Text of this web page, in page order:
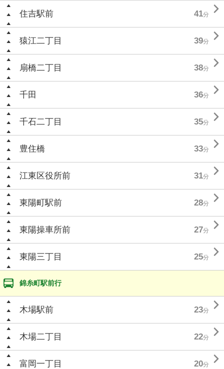
住吉駅前 41分 
猿江二丁目 39分 
扇橋二丁目 38分 
千田 36分 
千石二丁目 35分 
豊住橋 33分 
江東区役所前 31分 
東陽町駅前 28分 
東陽操車所前 27分 
東陽三丁目 25分 
錦糸町駅前行
木場駅前 23分 
木場二丁目 22分 
富岡一丁目 20分 